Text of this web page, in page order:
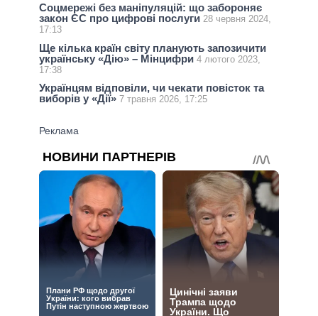
Соцмережі без маніпуляцій: що забороняє
закон ЄС про цифрові послуги 28 червня 2024,
17:13
Ще кілька країн світу планують запозичити
українську «Дію» – Мінцифри 4 лютого 2023,
17:38
Українцям відповіли, чи чекати повісток та
виборів у «Дії» 7 травня 2026, 17:25